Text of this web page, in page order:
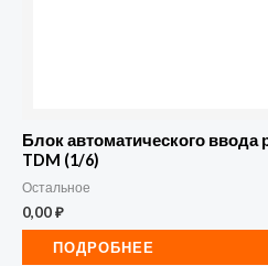
Блок автоматического
TDM (1/6)
Остальное
0,00₽
ПОДРОБНЕЕ